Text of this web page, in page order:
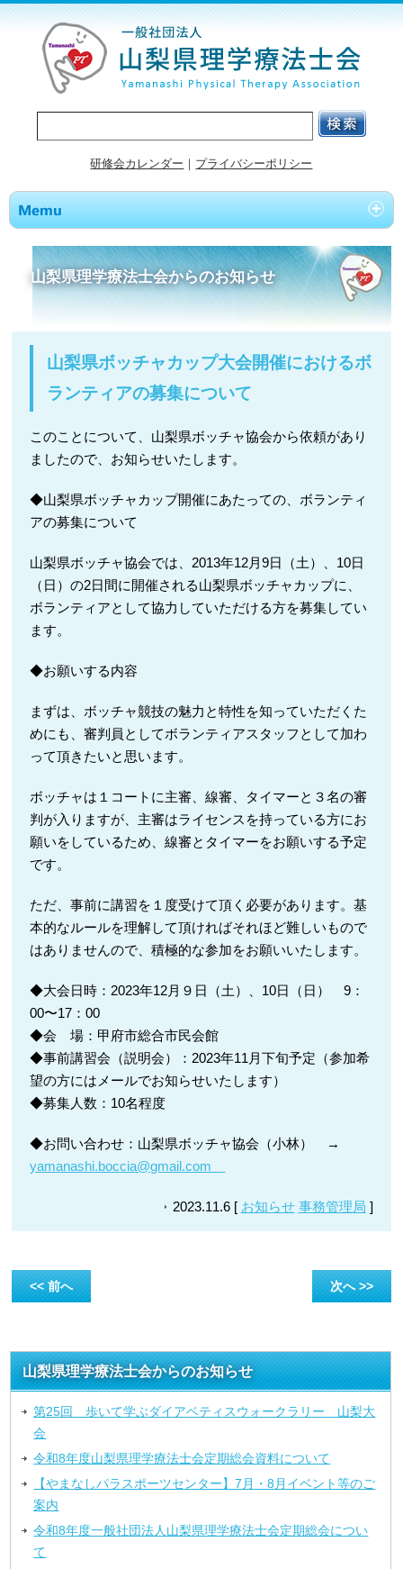
研修会カレンダー ｜ プライバシーポリシー
山梨県理学療法士会からのお知らせ
山梨県ボッチャカップ大会開催におけるボ
ランティアの募集について
このことについて、山梨県ボッチャ協会から依頼があり
ましたので、お知らせいたします。
◆山梨県ボッチャカップ開催にあたっての、ボランティ
アの募集について
山梨県ボッチャ協会では、2013年12月9日（土）、10日
（日）の2日間に開催される山梨県ボッチャカップに、
ボランティアとして協力していただける方を募集してい
ます。
◆お願いする内容
まずは、ボッチャ競技の魅力と特性を知っていただくた
めにも、審判員としてボランティアスタッフとして加わ
って頂きたいと思います。
ボッチャは１コートに主審、線審、タイマーと３名の審
判が入りますが、主審はライセンスを持っている方にお
願いをしているため、線審とタイマーをお願いする予定
です。
ただ、事前に講習を１度受けて頂く必要があります。基
本的なルールを理解して頂ければそれほど難しいもので
はありませんので、積極的な参加をお願いいたします。
◆大会日時：2023年12月９日（土）、10日（日） 9：
00〜17：00
◆会 場：甲府市総合市民会館
◆事前講習会（説明会）：2023年11月下旬予定（参加希
望の方にはメールでお知らせいたします）
◆募集人数：10名程度
◆お問い合わせ：山梨県ボッチャ協会（小林） →
yamanashi.boccia@gmail.com
2023.11.6 [ お知らせ 事務管理局 ]
<< 前へ 次へ >>
山梨県理学療法士会からのお知らせ
第25回 歩いて学ぶダイアベティスウォークラリー 山梨大
会
令和8年度山梨県理学療法士会定期総会資料について
【やまなしパラスポーツセンター】7月・8月イベント等のご
案内
令和8年度一般社団法人山梨県理学療法士会定期総会につい
て